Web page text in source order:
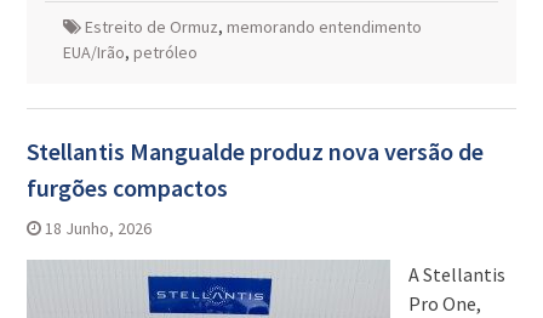
Estreito de Ormuz, memorando entendimento
EUA/Irão, petróleo
Stellantis Mangualde produz nova versão de
furgões compactos
18 Junho, 2026
A Stellantis
Pro One,